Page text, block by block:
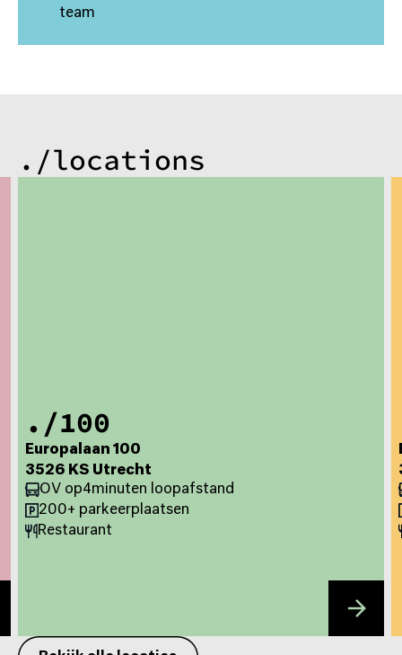
team
./locations
./100
Europalaan 100
3526 KS Utrecht
OV op4minuten loopafstand
200+ parkeerplaatsen
Restaurant